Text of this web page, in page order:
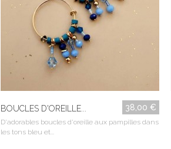
BOUCLES D'OREILLE... 38,00 €
D'adorables boucles d'oreille aux pampilles dans
les tons bleu et...